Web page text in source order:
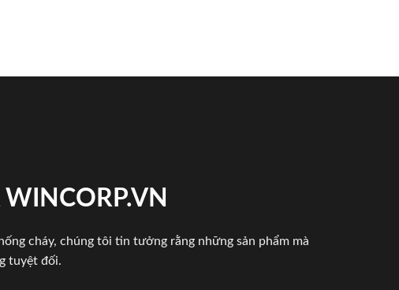
cháy, chúng tôi tin tưởng rằng những sản phẩm mà
tuyệt đối.